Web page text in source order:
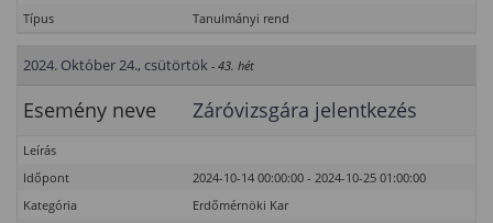
Típus
Tanulmányi rend
2024. Október 24., csütörtök - 43. hét
Esemény neve Záróvizsgára jelentkezés
Leírás
Időpont
2024-10-14 00:00:00 - 2024-10-25 01:00:00
Kategória
Erdőmérnöki Kar